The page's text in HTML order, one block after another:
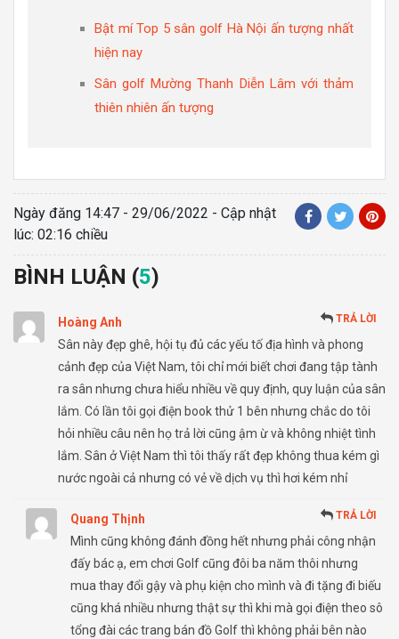
Bật mí Top 5 sân golf Hà Nội ấn tượng nhất
hiện nay
Sân golf Mường Thanh Diễn Lâm với thảm
thiên nhiên ấn tượng
Ngày đăng 14:47 - 29/06/2022 - Cập nhật
lúc: 02:16 chiều
BÌNH LUẬN (5)
Hoàng Anh TRẢ LỜI
Sân này đẹp ghê, hội tụ đủ các yếu tố địa hình và phong
cảnh đẹp của Việt Nam, tôi chỉ mới biết chơi đang tập tành
ra sân nhưng chưa hiểu nhiều về quy định, quy luận của sân
lắm. Có lần tôi gọi điện book thử 1 bên nhưng chắc do tôi
hỏi nhiều câu nên họ trả lời cũng ậm ừ và không nhiệt tình
lắm. Sân ở Việt Nam thì tôi thấy rất đẹp không thua kém gì
nước ngoài cả nhưng có vẻ về dịch vụ thì hơi kém nhỉ
Quang Thịnh TRẢ LỜI
Mình cũng không đánh đồng hết nhưng phải công nhận
đấy bác ạ, em chơi Golf cũng đôi ba năm thôi nhưng
mua thay đổi gậy và phụ kiện cho mình và đi tặng đi biếu
cũng khá nhiều nhưng thật sự thì khi mà gọi điện theo sô
tổng đài các trang bán đồ Golf thì không phải bên nào